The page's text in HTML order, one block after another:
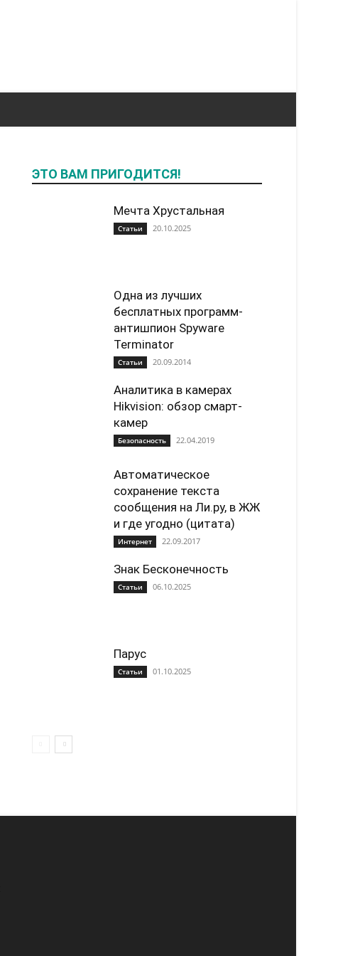
ЭТО ВАМ ПРИГОДИТСЯ!
Мечта Хрустальная
Статьи 20.10.2025
Одна из лучших
бесплатных программ-
антишпион Spyware
Terminator
Статьи 20.09.2014
Аналитика в камерах
Hikvision: обзор смарт-
камер
Безопасность 22.04.2019
Автоматическое
сохранение текста
сообщения на Ли.ру, в ЖЖ
и где угодно (цитата)
Интернет 22.09.2017
Знак Бесконечность
Статьи 06.10.2025
Парус
Статьи 01.10.2025